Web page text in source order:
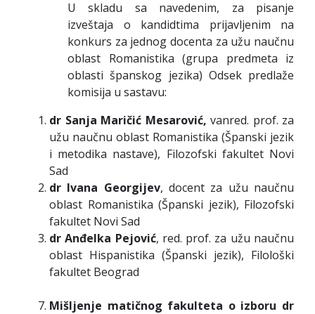
U skladu sa navedenim, za pisanje
izveštaja o kandidtima prijavljenim na
konkurs za jednog docenta za užu naučnu
oblast Romanistika (grupa predmeta iz
oblasti španskog jezika) Odsek predlaže
komisija u sastavu:
dr Sanja Maričić Mesarović, vanred. prof. za
užu naučnu oblast Romanistika (Španski jezik
i metodika nastave), Filozofski fakultet Novi
Sad
dr Ivana Georgijev, docent za užu naučnu
oblast Romanistika (Španski jezik), Filozofski
fakultet Novi Sad
dr Anđelka Pejović, red. prof. za užu naučnu
oblast Hispanistika (Španski jezik), Filološki
fakultet Beograd
Mišljenje matičnog fakulteta o izboru dr